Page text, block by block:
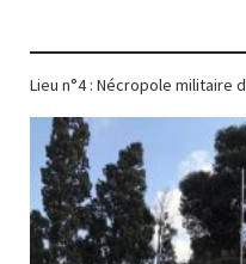
Lieu n°4 : Nécropole militaire